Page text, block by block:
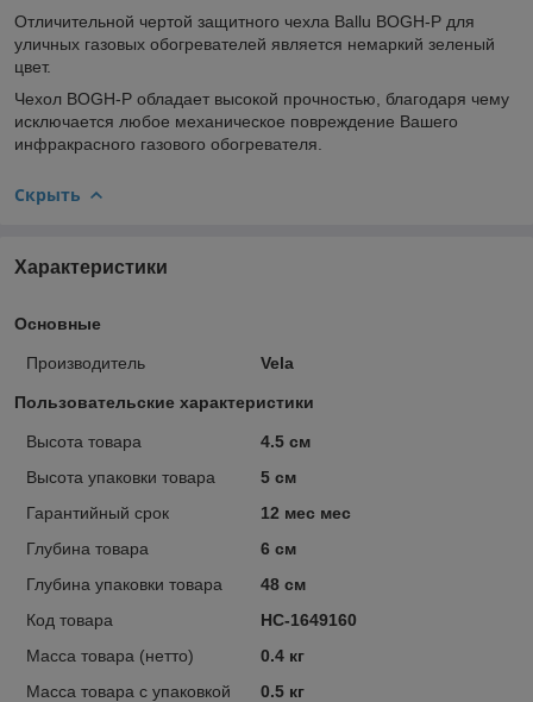
Отличительной чертой защитного чехла Ballu BOGH-P для
уличных газовых обогревателей является немаркий зеленый
цвет.
Чехол BOGH-P обладает высокой прочностью, благодаря чему
исключается любое механическое повреждение Вашего
инфракрасного газового обогревателя.
Скрыть
Характеристики
Основные
Производитель Vela
Пользовательские характеристики
Высота товара
4.5 см
Высота упаковки товара
5 см
Гарантийный срок
12 мес мес
Глубина товара
6 см
Глубина упаковки товара
48 см
Код товара
НС-1649160
Масса товара (нетто)
0.4 кг
Масса товара с упаковкой
0.5 кг